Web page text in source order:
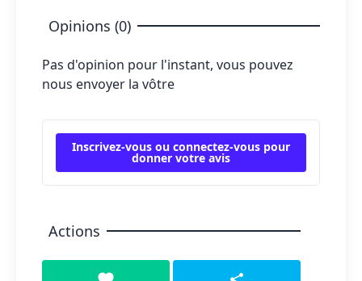
Opinions (0)
Pas d'opinion pour l'instant, vous pouvez
nous envoyer la vôtre
Inscrivez-vous ou connectez-vous pour
donner votre avis
Actions